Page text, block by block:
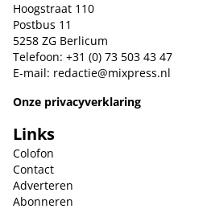
Hoogstraat 110
Postbus 11
5258 ZG Berlicum
Telefoon: +31 (0) 73 503 43 47
E-mail: redactie@mixpress.nl
Onze privacyverklaring
Links
Colofon
Contact
Adverteren
Abonneren